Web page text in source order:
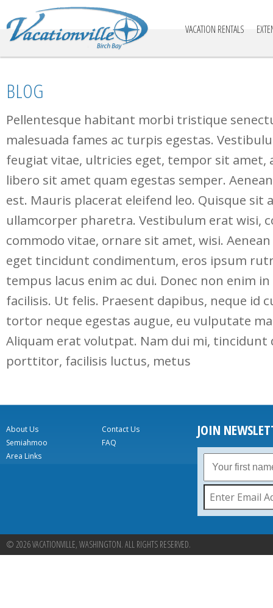
VACATION RENTALS
BLOG
Pellentesque habitant morbi tristique
malesuada fames ac turpis egestas.
feugiat vitae, ultricies eget, tempor sit amet,
libero sit amet quam egestas semper.
est. Mauris placerat eleifend leo. Quisque sit
ullamcorper pharetra. Vestibulum erat wisi,
commodo vitae, ornare sit amet, wisi.
eget tincidunt condimentum, eros ipsum
tempus lacus enim ac dui. Donec non enim
facilisis. Ut felis. Praesent dapibus, neque id
tortor neque egestas augue, eu vulputate
Aliquam erat volutpat. Nam dui mi, tincidunt
porttitor, facilisis luctus, metus
About Us
Contact Us
Semiahmoo
FAQ
Area Links
JOIN
© 2026 VACATIONVILLE, WASHINGTON. ALL RIGHTS RESERVED.